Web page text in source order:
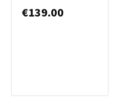
€139.00